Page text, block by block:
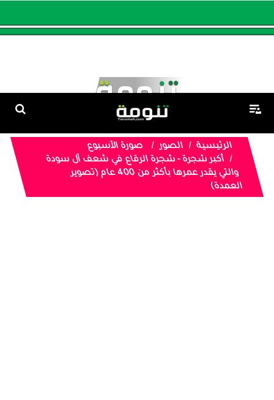
الرئيسية الصور
صورة الأسبوع
أكبر شجرة - شجرة الرقاع في شعف آل سودة
والتي يقدر عمرها بأكثر من 400 عام (تصوير
العمدة)